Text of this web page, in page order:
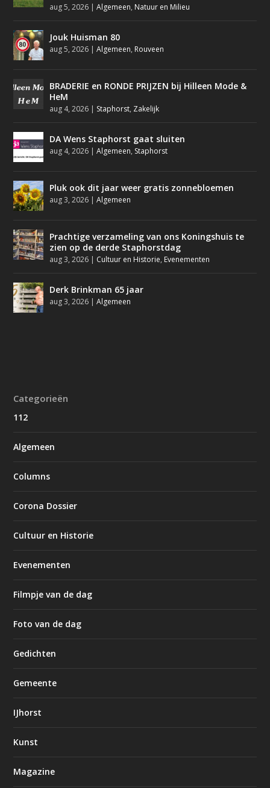
aug 5, 2026 |Algemeen, Natuur en Milieu
Jouk Huisman 80
aug 5, 2026 |Algemeen, Rouveen
BRADERIE en RONDE PRIJZEN bij Hilleen Mode &
HeM
aug 4, 2026 | Staphorst, Zakelijk
DA Wens Staphorst gaat sluiten
aug 4, 2026 |Algemeen, Staphorst
Pluk ook dit jaar weer gratis zonnebloemen
aug 3, 2026 |Algemeen
Prachtige verzameling van ons Koningshuis te
zien op de derde Staphorstdag
aug 3, 2026 | Cultuur en Historie, Evenementen
Derk Brinkman 65 jaar
aug 3, 2026 |Algemeen
Categorieën
112
Algemeen
Columns
Corona Dossier
Cultuur en Historie
Evenementen
Filmpje van de dag
Foto van de dag
Gedichten
Gemeente
IJhorst
Kunst
Magazine